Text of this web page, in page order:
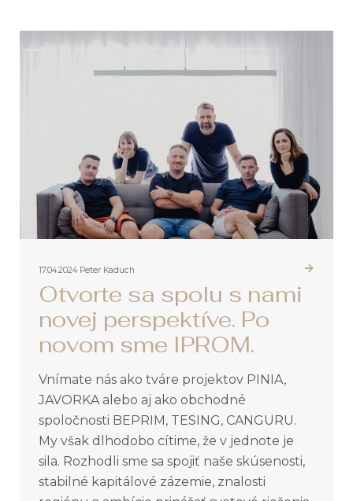
17.04.2024 Peter Kaduch
Otvorte sa spolu s nami
novej perspektíve. Po
novom sme IPROM.
Vnímate nás ako tváre projektov PINIA,
JAVORKA alebo aj ako obchodné
spoločnosti BEPRIM, TESING, CANGURU.
My však dlhodobo cítime, že v jednote je
sila. Rozhodli sme sa spojiť naše skúsenosti,
stabilné kapitálové zázemie, znalosti